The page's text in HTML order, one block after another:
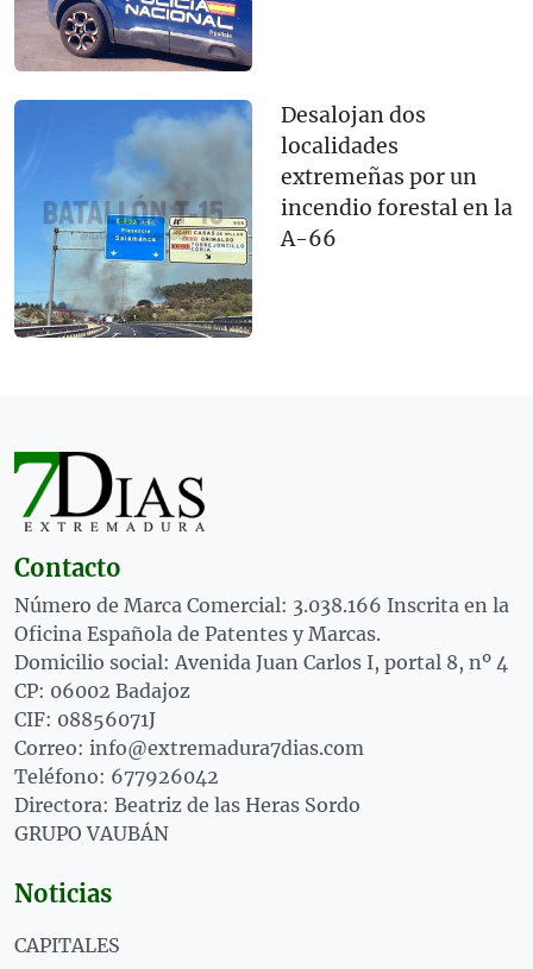
Desalojan dos
localidades
extremeñas por un
incendio forestal en la
A-66
Contacto
Número de Marca Comercial: 3.038.166 Inscrita en la
Oficina Española de Patentes y Marcas.
Domicilio social: Avenida Juan Carlos I, portal 8, nº 4
CP: 06002 Badajoz
CIF: 08856071J
Correo: info@extremadura7dias.com
Teléfono: 677926042
Directora: Beatriz de las Heras Sordo
GRUPO VAUBÁN
Noticias
CAPITALES